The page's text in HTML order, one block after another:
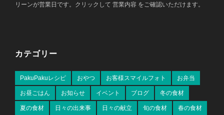
リーンが営業日です。クリックして 営業内容 をご確認いただけます。
カテゴリー
PakuPakuレシピ おやつ お客様スマイルフォト お弁当
お昼ごはん お知らせ イベント ブログ 冬の食材
夏の食材 日々の出来事 日々の献立 旬の食材 春の食材